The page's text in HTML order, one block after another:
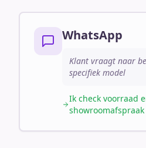
WhatsApp
Klant vraagt naar
specifiek model
Ik check voorraad
showroomafspraak